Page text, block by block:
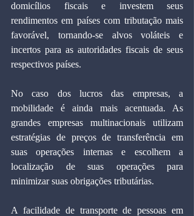
domicílios fiscais e investem seus
rendimentos em países com tributação mais
favorável, tornando-se alvos voláteis e
incertos para as autoridades fiscais de seus
respectivos países.
No caso dos lucros das empresas, a
mobilidade é ainda mais acentuada. As
grandes empresas multinacionais utilizam
estratégias de preços de transferência em
suas operações internas e escolhem a
localização de suas operações para
minimizar suas obrigações tributárias.
A facilidade de transporte de pessoas em